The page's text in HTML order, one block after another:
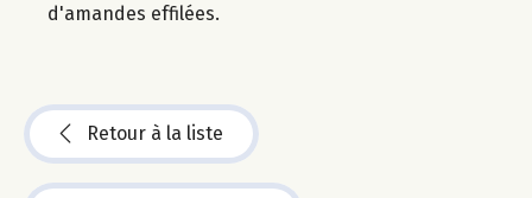
d'amandes effilées.
Retour à la liste